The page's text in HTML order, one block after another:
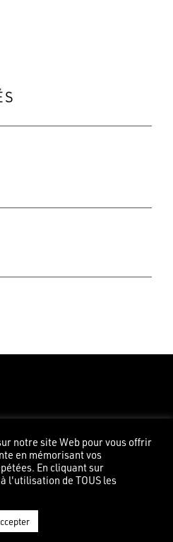
notre site Web pour vous offrir
en mémorisant vos
En cliquant sur
l'utilisation de TOUS les